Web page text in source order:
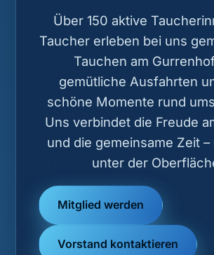
Über 150 aktive
Taucher erleben bei uns
Tauchen am
gemütliche Ausfahrten
schöne Momente rund
Uns verbindet die Freude
und die gemeinsame Zeit
unter der
Mitglied werden
Vorstand kontaktieren